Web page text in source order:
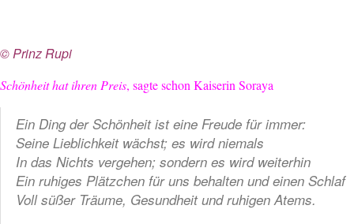
© Prinz Rupi
Schönheit hat ihren Preis, sagte schon Kaiserin Soraya
Ein Ding der Schönheit ist eine Freude für immer:
Seine Lieblichkeit wächst; es wird niemals
In das Nichts vergehen; sondern es wird weiterhin
Ein ruhiges Plätzchen für uns behalten und einen Schlaf
Voll süßer Träume, Gesundheit und ruhigen Atems.